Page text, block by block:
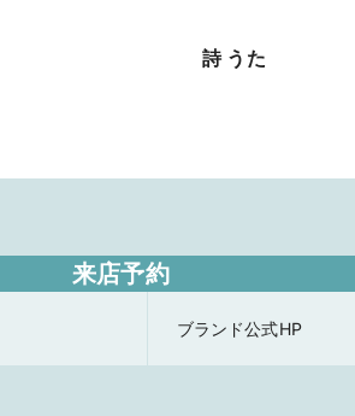
詩 うた
来店予約
ブランド公式HP